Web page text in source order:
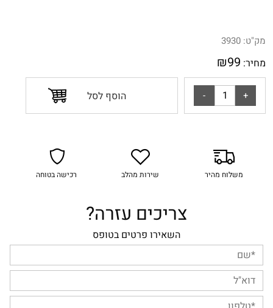
מק"ט: 3930
מחיר: ₪99
הוסף לסל
משלוח מהיר שירות מהלב רכישה בטוחה
צריכים עזרה?
השאירו פרטים בטופס